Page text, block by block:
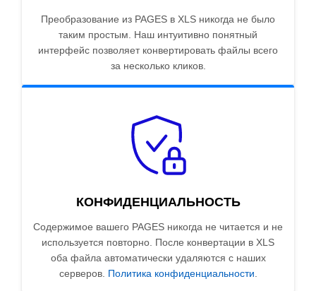
Преобразование из PAGES в XLS никогда не было
таким простым. Наш интуитивно понятный
интерфейс позволяет конвертировать файлы всего
за несколько кликов.
КОНФИДЕНЦИАЛЬНОСТЬ
Содержимое вашего PAGES никогда не читается и не
используется повторно. После конвертации в XLS
оба файла автоматически удаляются с наших
серверов. Политика конфиденциальности.